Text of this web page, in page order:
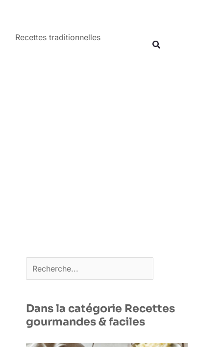
Recettes traditionnelles
Rechercher
Dans la catégorie Recettes
gourmandes & faciles